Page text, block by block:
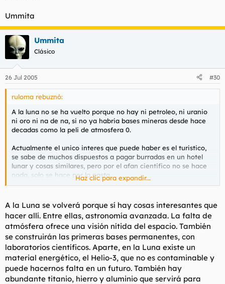
Ummita
Ummita
Clásico
26 Jul 2005 #30
ruloma rebuznó:
A la luna no se ha vuelto porque no hay ni petroleo, ni uranio
ni oro ni na de na, si no ya habria bases mineras desde hace
decadas como la peli de atmosfera 0.
Actualmente el unico interes que puede haber es el turistico,
se sabe de muchos dispuestos a pagar burradas en un hotel
lunar y cosas similares, pero por el afan cientifico no se hace
nada, solo se hace por la pasta.
buscan beneficios y el aporte que hacen los estados es
minimo. Si por obligacion todos los paises aportaran algo en la
investigacion ya estariamos como en 2001, viajando y
prosperando en otros mundos. hihi
Haz clic para expandir...
A la Luna se volverá porque sí hay cosas interesantes que
hacer allí. Entre ellas, astronomía avanzada. La falta de
atmósfera ofrece una visión nítida del espacio. También
se construirán las primeras bases permanentes, con
laboratorios científicos. Aparte, en la Luna existe un
material energético, el Helio-3, que no es contaminable y
puede hacernos falta en un futuro. También hay
abundante titanio, hierro y aluminio que servirá para